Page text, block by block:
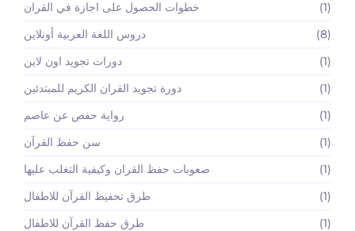
خطوات الحصول على اجازة في القران
(1)
دروس اللغة العربية أونلاين
(8)
دورات تجويد اون لاين
(1)
دورة تجويد القران الكريم للمبتدئين
(1)
رواية حفص عن عاصم
(1)
سن حفظ القرآن
(1)
صعوبات حفظ القران وكيفية التغلب عليها
(1)
طرق تحفيظ القرآن للاطفال
(1)
طرق حفظ القرآن للاطفال
(1)